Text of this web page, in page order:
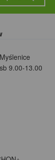
9.00-13.00